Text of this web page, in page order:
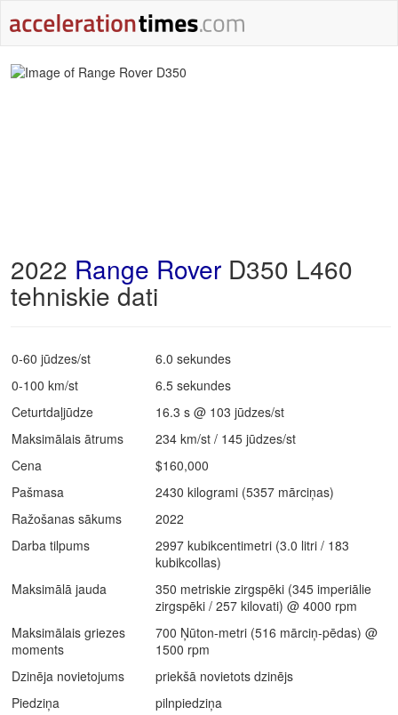
2022 Range Rover D350 L460
tehniskie dati
0-60 jūdzes/st
6.0 sekundes
0-100 km/st
6.5 sekundes
Ceturtdaļjūdze
16.3 s @ 103 jūdzes/st
Maksimālais ātrums
234 km/st / 145 jūdzes/st
Cena
$160,000
Pašmasa
2430 kilogrami (5357 mārciņas)
Ražošanas sākums
2022
Darba tilpums
2997 kubikcentimetri (3.0 litri / 183
kubikcollas)
Maksimālā jauda
350 metriskie zirgspēki (345 imperiālie
zirgspēki / 257 kilovati) @ 4000 rpm
Maksimālais griezes
moments
700 Ņūton-metri (516 mārciņ-pēdas) @
1500 rpm
Dzinēja novietojums
priekšā novietots dzinējs
Piedziņa
pilnpiedziņa